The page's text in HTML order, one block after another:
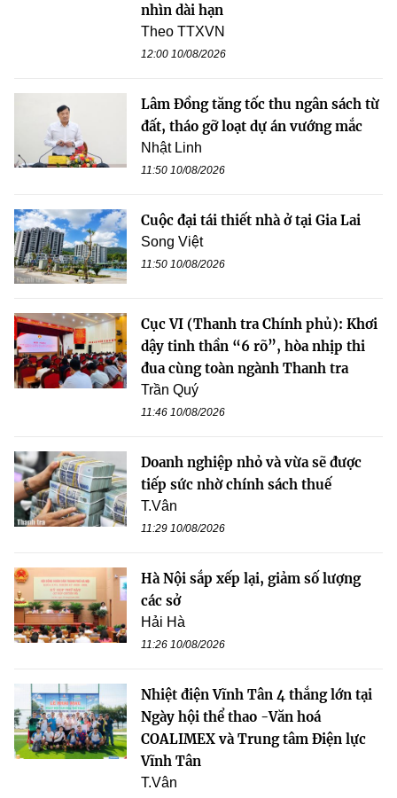
nhìn dài hạn
Theo TTXVN
12:00 10/08/2026
Lâm Đồng tăng tốc thu ngân sách từ
đất, tháo gỡ loạt dự án vướng mắc
Nhật Linh
11:50 10/08/2026
Cuộc đại tái thiết nhà ở tại Gia Lai
Song Việt
11:50 10/08/2026
Cục VI (Thanh tra Chính phủ): Khơi
dậy tinh thần “6 rõ”, hòa nhịp thi
đua cùng toàn ngành Thanh tra
Trần Quý
11:46 10/08/2026
Doanh nghiệp nhỏ và vừa sẽ được
tiếp sức nhờ chính sách thuế
T.Vân
11:29 10/08/2026
Hà Nội sắp xếp lại, giảm số lượng
các sở
Hải Hà
11:26 10/08/2026
Nhiệt điện Vĩnh Tân 4 thắng lớn tại
Ngày hội thể thao -Văn hoá
COALIMEX và Trung tâm Điện lực
Vĩnh Tân
T.Vân